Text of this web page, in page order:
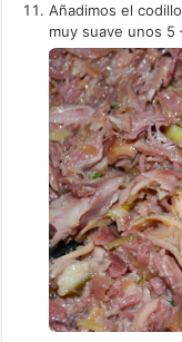
Añadimos el
muy suave unos 5